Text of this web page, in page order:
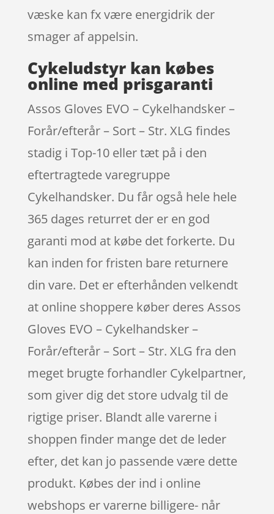
væske kan fx være energidrik der
smager af appelsin.
Cykeludstyr kan købes
online med prisgaranti
Assos Gloves EVO – Cykelhandsker –
Forår/efterår – Sort – Str. XLG findes
stadig i Top-10 eller tæt på i den
eftertragtede varegruppe
Cykelhandsker. Du får også hele hele
365 dages returret der er en god
garanti mod at købe det forkerte. Du
kan inden for fristen bare returnere
din vare. Det er efterhånden velkendt
at online shoppere køber deres Assos
Gloves EVO – Cykelhandsker –
Forår/efterår – Sort – Str. XLG fra den
meget brugte forhandler Cykelpartner,
som giver dig det store udvalg til de
rigtige priser. Blandt alle varerne i
shoppen finder mange det de leder
efter, det kan jo passende være dette
produkt. Købes der ind i online
webshops er varerne billigere- når